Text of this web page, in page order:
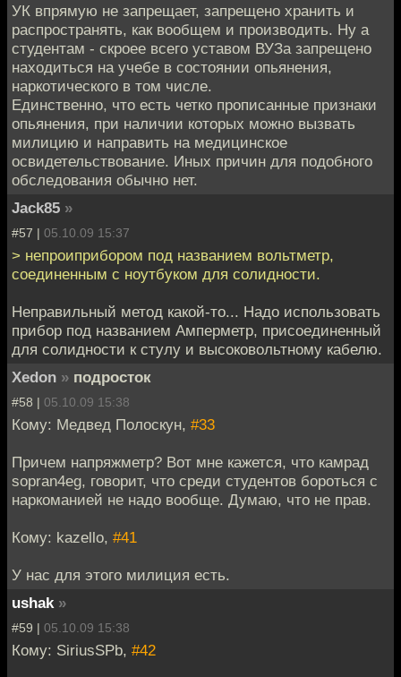
УК впрямую не запрещает, запрещено хранить и
распространять, как вообщем и производить. Ну а
студентам - скроее всего уставом ВУЗа запрещено
находиться на учебе в состоянии опьянения,
наркотического в том числе.
Единственно, что есть четко прописанные признаки
опьянения, при наличии которых можно вызвать
милицию и направить на медицинское
освидетельствование. Иных причин для подобного
обследования обычно нет.
Jack85 »
#57 | 05.10.09 15:37
> непроиприбором под названием вольтметр,
соединенным с ноутбуком для солидности.
Неправильный метод какой-то... Надо использовать
прибор под названием Амперметр, присоединенный
для солидности к стулу и высоковольтному кабелю.
Xedon » подросток
#58 | 05.10.09 15:38
Кому: Медвед Полоскун, #33
Причем напряжметр? Вот мне кажется, что камрад
sopran4eg, говорит, что среди студентов бороться с
наркоманией не надо вообще. Думаю, что не прав.
Кому: kazello, #41
У нас для этого милиция есть.
ushak »
#59 | 05.10.09 15:38
Кому: SiriusSPb, #42